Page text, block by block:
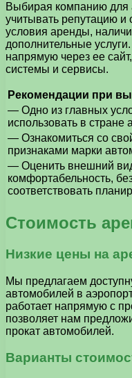
Выбирая компанию для
учитывать репутацию и
условия аренды,
дополнительные
напрямую через ее
системы и сервисы.
Рекомендации при
— Одно из главных
использовать в стране
— Ознакомиться со
признаками марки
— Оценить внешний
комфортабельность,
соответствовать
Стоимость
Низкие цены на
Мы предлагаем
автомобилей в
работает напрямую с
позволяет нам
прокат автомобилей.
Варианты